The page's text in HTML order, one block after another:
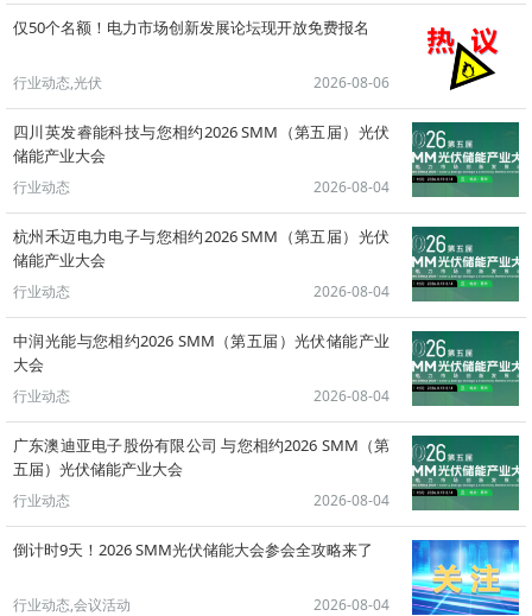
仅50个名额！电力市场创新发展论坛现开放免费报名
行业动态,光伏 2026-08-06
四川英发睿能科技与您相约2026 SMM（第五届）光伏
储能产业大会
行业动态 2026-08-04
杭州禾迈电力电子与您相约2026 SMM（第五届）光伏
储能产业大会
行业动态 2026-08-04
中润光能与您相约2026 SMM（第五届）光伏储能产业
大会
行业动态 2026-08-04
广东澳迪亚电子股份有限公司 与您相约2026 SMM（第
五届）光伏储能产业大会
行业动态 2026-08-04
倒计时9天！2026 SMM光伏储能大会参会全攻略来了
行业动态,会议活动 2026-08-04